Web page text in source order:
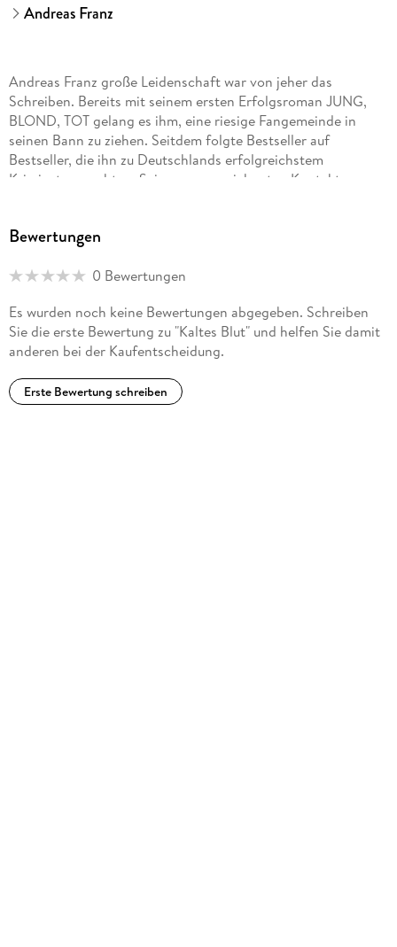
Andreas Franz
Andreas Franz große Leidenschaft war von jeher das
Schreiben. Bereits mit seinem ersten Erfolgsroman JUNG,
BLOND, TOT gelang es ihm, eine riesige Fangemeinde in
seinen Bann zu ziehen. Seitdem folgte Bestseller auf
Bestseller, die ihn zu Deutschlands erfolgreichstem
Krimiautor machten. Seinen ausgezeichneten Kontakten zu
März 2011.
Bewertungen
0 Bewertungen
Es wurden noch keine Bewertungen abgegeben. Schreiben
Sie die erste Bewertung zu "Kaltes Blut" und helfen Sie damit
anderen bei der Kaufentscheidung.
Erste Bewertung schreiben